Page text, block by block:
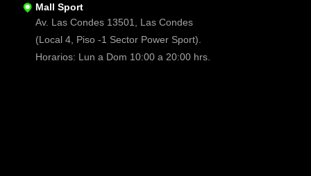
Mall Sport
Av. Las Condes 13501, Las Condes
(Local 4, Piso -1 Sector Power Sport).
Horarios: Lun a Dom 10:00 a 20:00 hrs.